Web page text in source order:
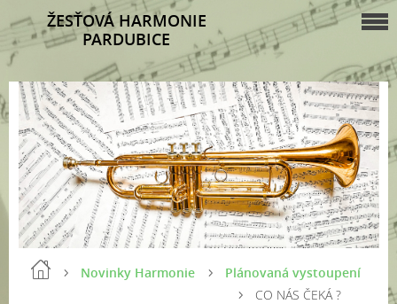
ŽESŤOVÁ HARMONIE
PARDUBICE
Novinky Harmonie
Plánovaná vystoupení
CO NÁS ČEKÁ ?